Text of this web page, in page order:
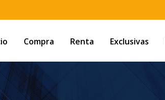
Compra Renta Exclusivas